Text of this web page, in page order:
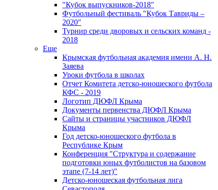
"Кубок выпускников-2018"
Футбольный фестиваль "Кубок Тавриды –
2020"
Турнир среди дворовых и сельских команд -
2018
Еще
Крымская футбольная академия имени А. Н.
Заяева
Уроки футбола в школах
Отчет Комитета детско-юношеского футбола
КФС - 2019
Логотип ДЮФЛ Крыма
Документы первенства ДЮФЛ Крыма
Сайты и страницы участников ДЮФЛ
Крыма
Год детско-юношеского футбола в
Республике Крым
Конференция "Структура и содержание
подготовки юных футболистов на базовом
этапе (7-14 лет)"
Детско-юношеская футбольная лига